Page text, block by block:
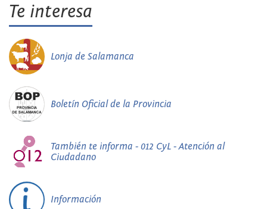
Te interesa
Lonja de Salamanca
Boletín Oficial de la Provincia
También te informa - 012 CyL - Atención al
Ciudadano
Información